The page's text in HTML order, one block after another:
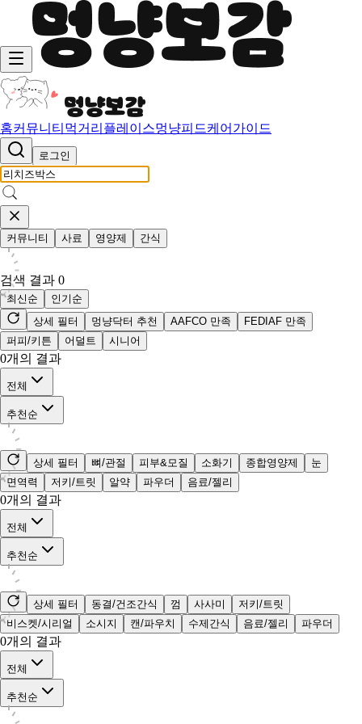
홈커뮤니티 먹거리 플레이스멍냥피드케어가이드
로그인
커뮤니티 사료 영양제 간식
검색 결과 0
최신순
인기순
상세 필터
멍냥닥터 추천 AAFCO 만족
FEDIAF 만족
퍼피/키튼
어덜트 시니어
0개의 결과
전체
추천순
상세 필터 뼈/관절 피부&모질 소화기 종합영양제
눈
면역력
저키/트릿 알약 파우더 음료/젤리
0개의 결과
전체
추천순
상세 필터 동결/건조간식 껌 사사미
저키/트릿
비스켓/시리얼
소시지 캔/파우치 수제간식 음료/젤리 파우더
0개의 결과
전체
추천순